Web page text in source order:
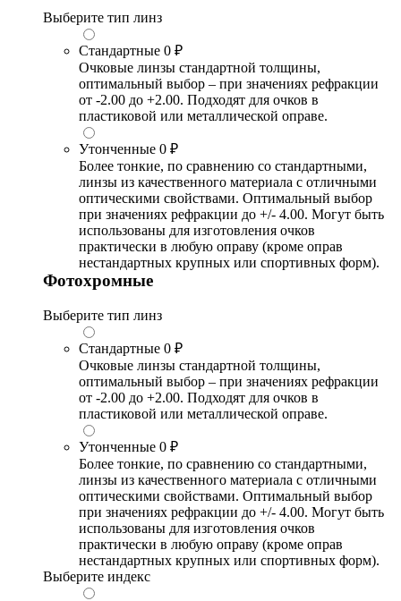
Выберите тип линз
Стандартные 0 ₽
Очковые линзы стандартной толщины,
оптимальный выбор – при значениях рефракции
от -2.00 до +2.00. Подходят для очков в
пластиковой или металлической оправе.
Утонченные 0 ₽
Более тонкие, по сравнению со стандартными,
линзы из качественного материала с отличными
оптическими свойствами. Оптимальный выбор
при значениях рефракции до +/- 4.00. Могут быть
использованы для изготовления очков
практически в любую оправу (кроме оправ
нестандартных крупных или спортивных форм).
Фотохромные
Выберите тип линз
Стандартные 0 ₽
Очковые линзы стандартной толщины,
оптимальный выбор – при значениях рефракции
от -2.00 до +2.00. Подходят для очков в
пластиковой или металлической оправе.
Утонченные 0 ₽
Более тонкие, по сравнению со стандартными,
линзы из качественного материала с отличными
оптическими свойствами. Оптимальный выбор
при значениях рефракции до +/- 4.00. Могут быть
использованы для изготовления очков
практически в любую оправу (кроме оправ
нестандартных крупных или спортивных форм).
Выберите индекс